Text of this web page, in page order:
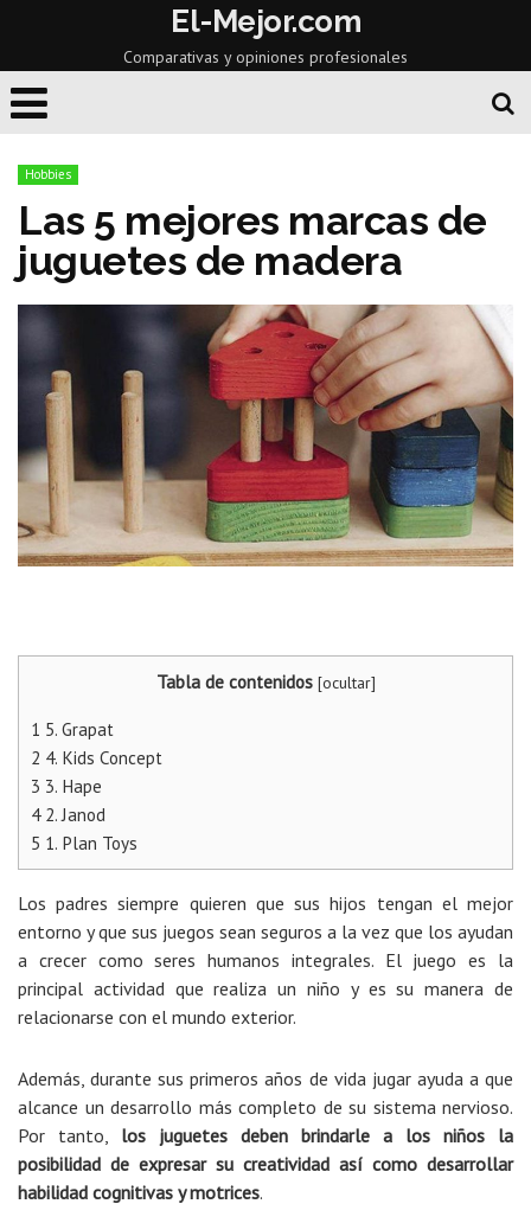
El-Mejor.com
Comparativas y opiniones profesionales
Hobbies
Las 5 mejores marcas de
juguetes de madera
Tabla de contenidos [ocultar]
1 5. Grapat
2 4. Kids Concept
3 3. Hape
42. Janod
5 1. Plan Toys
Los padres siempre quieren que sus hijos tengan el mejor
entorno y que sus juegos sean seguros a la vez que los ayudan
a crecer como seres humanos integrales. El juego es la
principal actividad que realiza un niño y es su manera de
relacionarse con el mundo exterior.
Además, durante sus primeros años de vida jugar ayuda a que
alcance un desarrollo más completo de su sistema nervioso.
Por tanto, los juguetes deben brindarle a los niños la
posibilidad de expresar su creatividad así como desarrollar
habilidad cognitivas y motrices.